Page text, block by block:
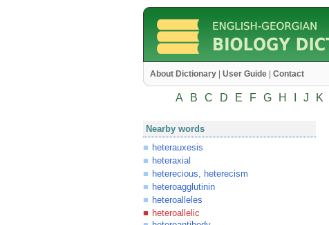
About Dictionary User Guide Contact
A B C D E F G H J K
Nearby words
heterauxesis
heteraxial
heterecious, heterecism
heteroagglutinin
heteroalleles
heteroallelic